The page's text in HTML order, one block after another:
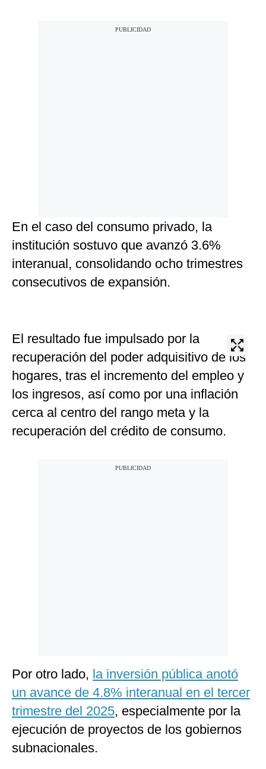
En el caso del consumo privado, la
institución sostuvo que avanzó 3.6%
interanual, consolidando ocho trimestres
consecutivos de expansión.
El resultado fue impulsado por la
recuperación del poder adquisitivo de los
hogares, tras el incremento del empleo y
los ingresos, así como por una inflación
cerca al centro del rango meta y la
recuperación del crédito de consumo.
Por otro lado, la inversión pública anotó
un avance de 4.8% interanual en el tercer
trimestre del 2025, especialmente por la
ejecución de proyectos de los gobiernos
subnacionales.